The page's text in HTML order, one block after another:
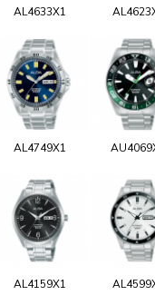
AL4633X1
AL4749X1
AL4159X1